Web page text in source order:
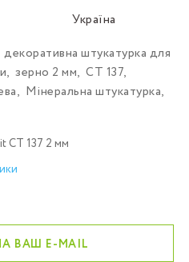
Україна
декоративна штукатурка для
, зерно 2 мм, СТ 137,
, Мінеральна штукатурка,
СТ 137 2 мм
ВАШ E-MAIL